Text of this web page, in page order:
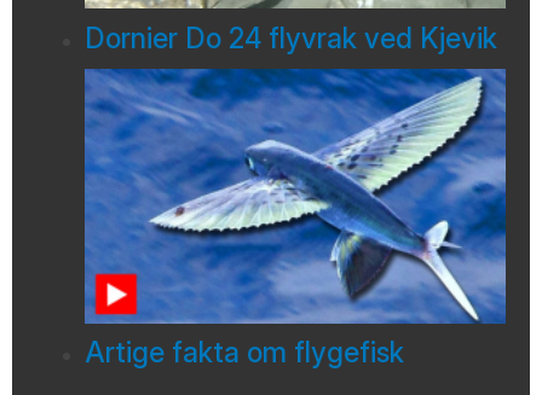
Dornier Do 24 flyvrak ved Kjevik
Artige fakta om flygefisk